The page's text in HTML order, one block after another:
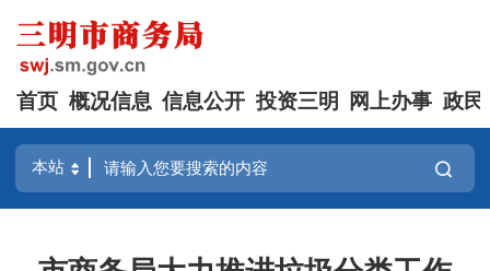
首页 概况信息 信息公开 投资三明 网上办事 政民